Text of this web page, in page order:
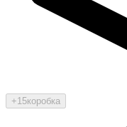
+15коробка